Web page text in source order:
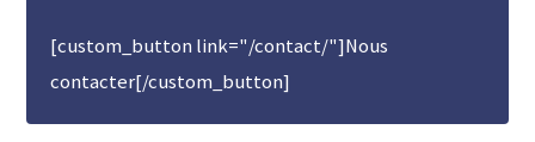
[custom_button link="/contact/"]Nous
contacter[/custom_button]